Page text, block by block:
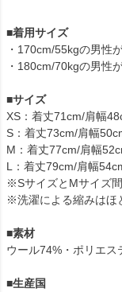
■着用サイズ
・170cm/55kgの男性
・180cm/70kgの男性
■サイズ
XS：着丈71cm/肩幅
S：着丈73cm/肩幅
M：着丈77cm/肩幅
L：着丈79cm/肩幅
※SサイズとMサイズ
※洗濯による縮みはほ
■素材
ウール74%・ポリエス
■生産国